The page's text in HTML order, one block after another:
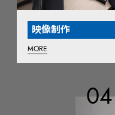
映像制作
MORE